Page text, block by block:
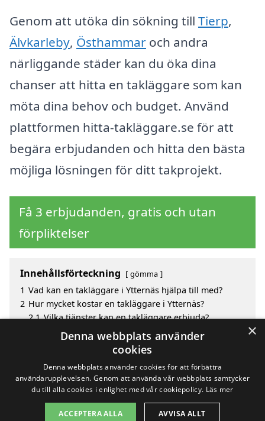
Genom att utöka din sökning till Tierp,
Älvkarleby, Östhammar och andra
närliggande städer kan du öka dina
chanser att hitta en takläggare som kan
möta dina behov och budget. Använd
plattformen hitta-takläggare.se för att
begära erbjudanden och hitta den bästa
möjliga lösningen för ditt takprojekt.
Få 3 erbjudanden, gratis och utan
förpliktelser
Innehållsförteckning gömma
1 Vad kan en takläggare i Ytternäs hjälpa till med?
2 Hur mycket kostar en takläggare i Ytternäs?
2.1 Vilka tjänster kan en takläggare erbjuda?
Fördelar med att välja takläggare i Ytternäs
Sök efter en skicklig takläggare i de omgivande
Copyright 2026 - Pilanto Aps
×
Denna webbplats använder
cookies
Denna webbplats använder cookies för att förbättra
användarupplevelsen. Genom att använda vår webbplats samtycker
du till alla cookies i enlighet med vår cookiepolicy. Läs mer
ACCEPTERA ALLA AVVISA ALLT